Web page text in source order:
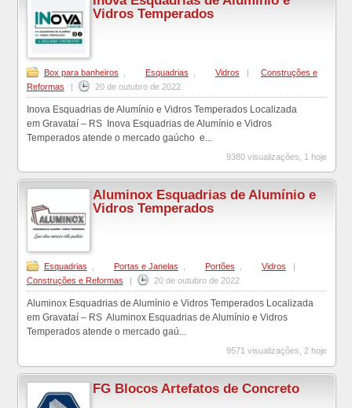
Vidros Temperados
Box para banheiros Esquadrias Vidros |
Construções e
Reformas
| 20 de outubro de 2022
Inova Esquadrias de Alumínio e Vidros Temperados Localizada
em Gravataí – RS Inova Esquadrias de Alumínio e Vidros
Temperados atende o mercado gaúcho e...
9380 visualizações, 1 hoje
Aluminox Esquadrias de Alumínio e
Vidros Temperados
Esquadrias Portas e Janelas Portões Vidros
Construções e Reformas
20 de outubro de 2022
Aluminox Esquadrias de Alumínio e Vidros Temperados Localizada
em Gravataí – RS Aluminox Esquadrias de Alumínio e Vidros
Temperados atende o mercado gaú...
9571 visualizações, 2 hoje
FG Blocos Artefatos de Concreto